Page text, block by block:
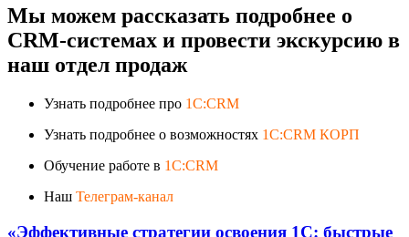
Мы можем рассказать подробнее о
CRM-системах и провести экскурсию в
наш отдел продаж
Узнать подробнее про 1C:CRM
Узнать подробнее о возможностях 1C:CRM КОРП
Обучение работе в 1C:CRM
Наш Телеграм-канал
«Эффективные стратегии освоения 1С: быстрые